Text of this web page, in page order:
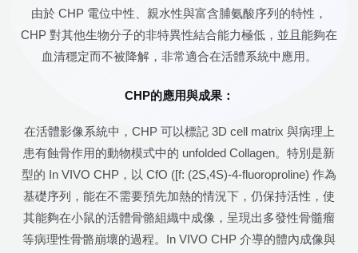
由於 CHP 電位中性、親水性與富含脯氨酸序列的特性，
CHP 對其他生物分子的非特異性結合能力極低，並且能夠在
血清穩定而不被降解，非常適合在活體系統中應用。
CHP的應用與成果：
在活體影像系統中，CHP 可以標記 3D cell matrix 與病理上
患有蝕骨作用的動物模式中的 unfolded Collagen。特別是新
型的 In VIVO CHP，以 CfO ([f: (2S,4S)-4-fluoroproline) 作為
基礎序列，能在不需要預先加熱的情況下，仍保持活性，使
其能夠在小鼠的活體骨骼組織中成像，呈現出多發性骨髓瘤
等病理性骨骼崩壞的過程。In VIVO CHP 介導的體內成像與